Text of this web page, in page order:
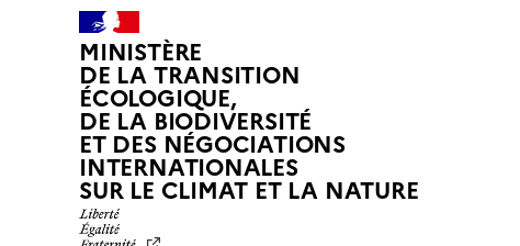
MINISTÈRE
DE LA TRANSITION
ÉCOLOGIQUE,
DE LA BIODIVERSITÉ
ET DES NÉGOCIATIONS
INTERNATIONALES
SUR LE CLIMAT ET LA NATUREL